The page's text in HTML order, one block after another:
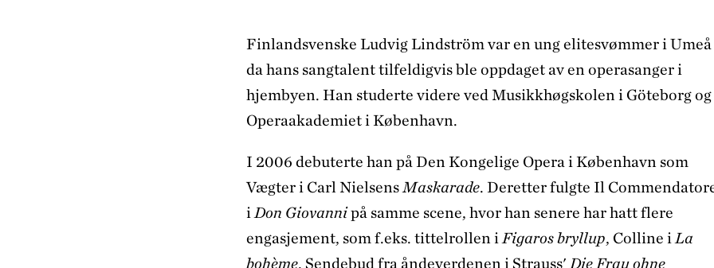
Finlandsvenske Ludvig Lindström var en ung elitesvømmer i Umeå
da hans sangtalent tilfeldigvis ble oppdaget av en operasanger i
hjembyen. Han studerte videre ved Musikkhøgskolen i Göteborg og
Operaakademiet i København.
I 2006 debuterte han på Den Kongelige Opera i København som
Vægter i Carl NielsensMaskarade. Deretter fulgte Il
iDon Giovannipå samme scene, hvor han senere har hatt flere
engasjement, som f.eks. tittelrollen iFigaros bryllup, Colline iLa
bohème, Sendebud fra åndeverdenen i Strauss'Die Frau ohne